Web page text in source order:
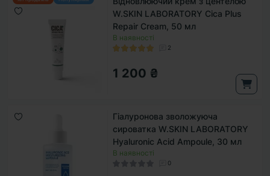
W.SKIN LABORATORY Cica Plus
Repair Cream, 50 мл
В наявності
2
1 200 ₴
Гіалуронова зволожуюча
сироватка W.SKIN LABORATORY
Hyaluronic Acid Ampoule, 30 мл
В наявності
0